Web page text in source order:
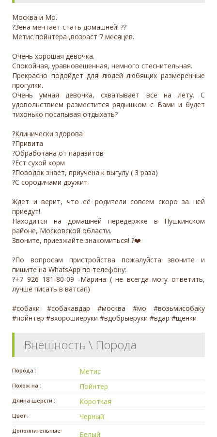
Москва и Мо.
?Зена мечтает стать домашней! ??
Метис пойнтера ,возраст 7 месяцев.
Очень хорошая девочка.
Спокойная, уравновешенная, немного стеснительная.
Прекрасно подойдет для людей любящих размеренные
прогулки.
Очень умная девочка, схватывает всё на лету. С
удовольствием разместится рядышком с Вами и будет
тихонько посапывая отдыхать?
?Клинически здорова
?Привита
?Обработана от паразитов
?Ест сухой корм
?Поводок знает, приучена к выгулу ( 3 раза)
?С сородичами дружит
Ждет и верит, что её родители совсем скоро за ней
приедут!
Находится на домашней передержке в Пушкинском
районе, Московской области.
Звоните, приезжайте знакомиться! ?❤️
?По вопросам пристройства пожалуйста звоните и
пишите на WhatsApp по телефону:
?+7 926 181-80-09 -Марина ( не всегда могу ответить,
лучше писать в ватсап)
#собаки #собакавдар #москва #мо #возьмисобаку
#пойнтер #вхорошиеруки #вдобрыеруки #вдар #щенки
Внешность \ Порода
Порода : Метис
Похож на : Пойнтер
Длина шерсти : Короткая
Цвет : Черный
Дополнительные
Белый